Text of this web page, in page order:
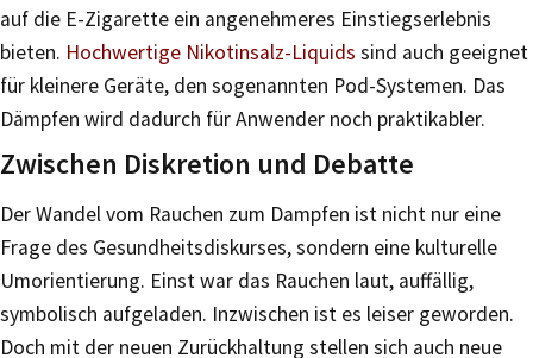
auf die E-Zigarette ein angenehmeres Einstiegserlebnis
bieten. Hochwertige Nikotinsalz-Liquids sind auch geeignet
für kleinere Geräte, den sogenannten Pod-Systemen. Das
Dämpfen wird dadurch für Anwender noch praktikabler.
Zwischen Diskretion und Debatte
Der Wandel vom Rauchen zum Dampfen ist nicht nur eine
Frage des Gesundheitsdiskurses, sondern eine kulturelle
Umorientierung. Einst war das Rauchen laut, auffällig,
symbolisch aufgeladen. Inzwischen ist es leiser geworden.
Doch mit der neuen Zurückhaltung stellen sich auch neue